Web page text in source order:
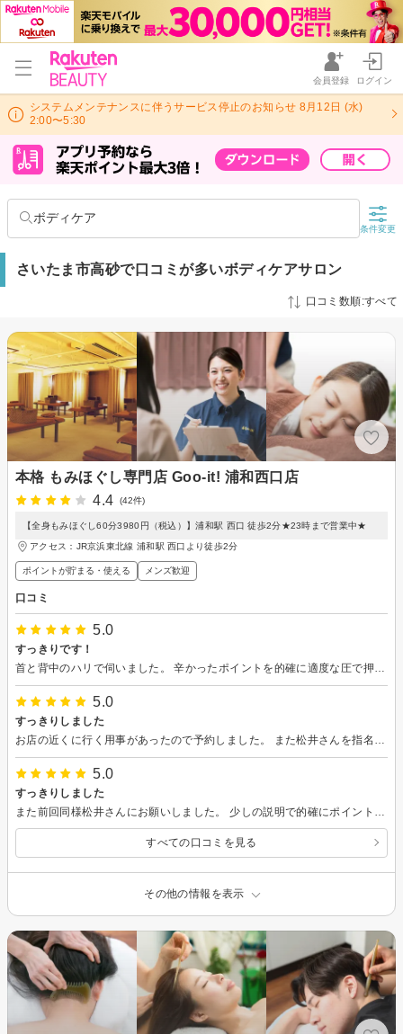
会員登録 ログイン
システムメンテナンスに伴うサービス停止のお知らせ 8月12日 (水)
2:00〜5:30
ボディケア
条件変更
さいたま市高砂で口コミが多いボディケアサロン
口コミ数順:すべて
本格 もみほぐし専門店 Goo-it! 浦和西口店
4.4
(42件)
【全身もみほぐし60分3980円（税込）】浦和駅 西口 徒歩2分★23時まで営業中★
アクセス：JR京浜東北線 浦和駅 西口より徒歩2分
ポイントが貯まる・使える メンズ歓迎
口コミ
5.0
すっきりです！
5.0
すっきりしました
5.0
すっきりしました
すべての口コミを見る
その他の情報を表示